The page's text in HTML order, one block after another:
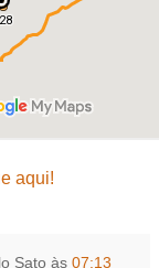
aqui!
Sato às07:13